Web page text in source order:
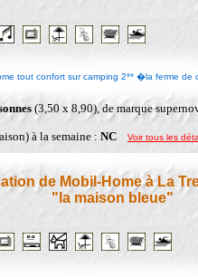
tout confort sur camping 2** �la ferme
(3,50 x 8,90), de marque
à la semaine : NC Voir tous les
de Mobil-Home à La
"la maison bleue"